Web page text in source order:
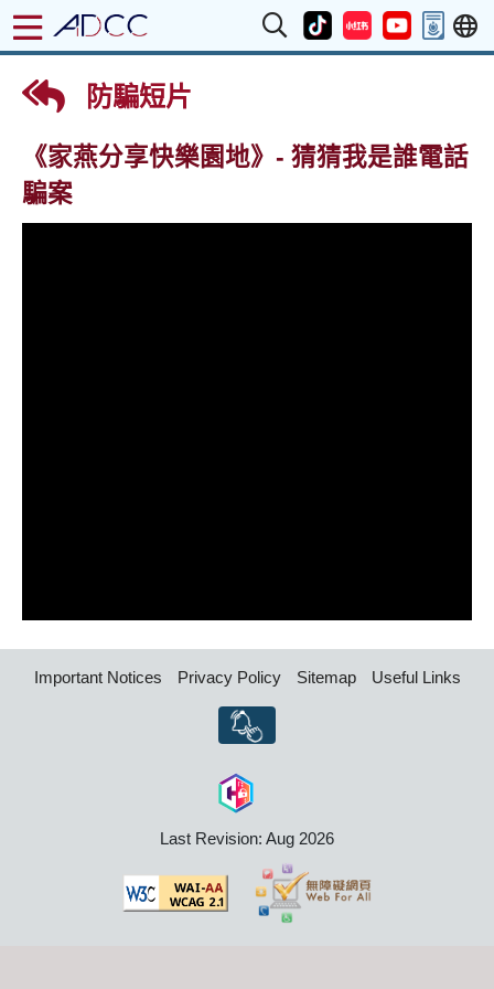
防騙短片
《家燕分享快樂園地》- 猜猜我是誰電話
騙案
Important Notices Privacy Policy Sitemap Useful Links
Last Revision: Aug 2026